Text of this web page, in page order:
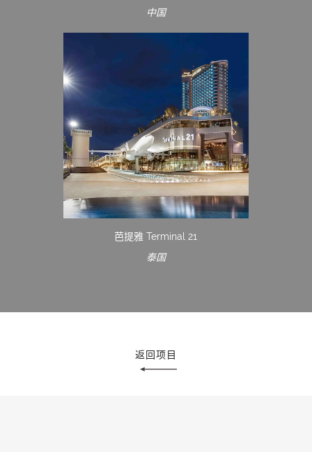
中国
芭提雅 Terminal 21
泰国
返回项目